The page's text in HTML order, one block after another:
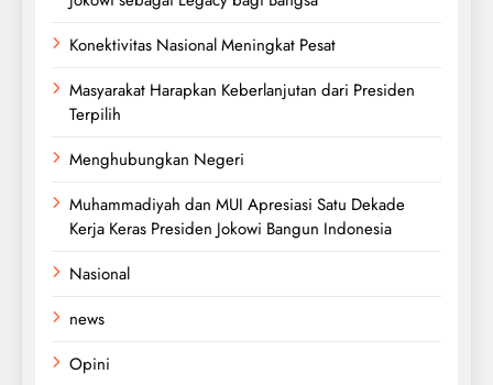
Konektivitas Nasional Meningkat Pesat
Masyarakat Harapkan Keberlanjutan dari Presiden
Terpilih
Menghubungkan Negeri
Muhammadiyah dan MUI Apresiasi Satu Dekade
Kerja Keras Presiden Jokowi Bangun Indonesia
Nasional
news
Opini